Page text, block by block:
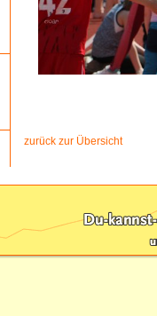
zurück zur Übersicht